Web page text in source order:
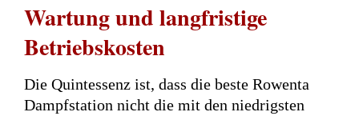
Wartung und langfristige
Betriebskosten
Die Quintessenz ist, dass die beste Rowenta
Dampfstation nicht die mit den niedrigsten